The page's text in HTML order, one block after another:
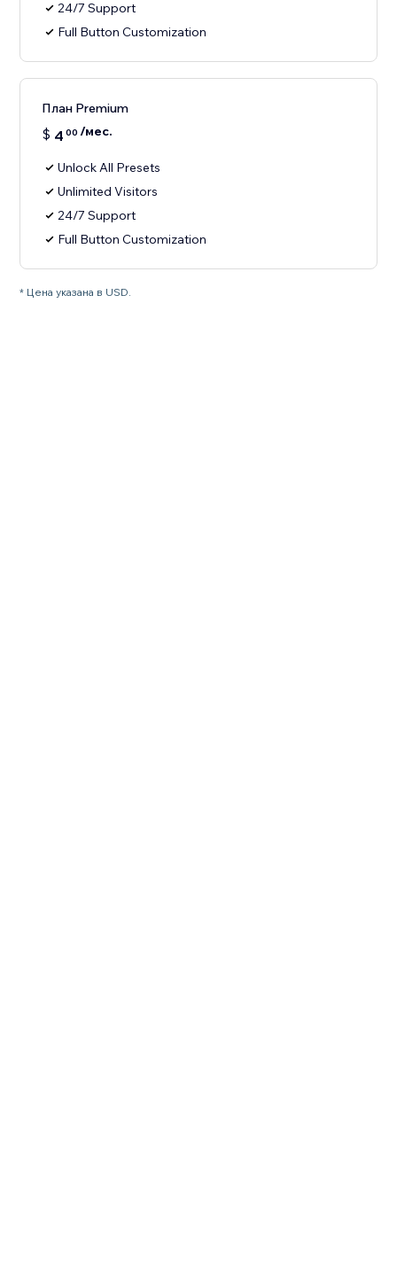
24/7 Support
Full Button Customization
План Premium
$ 4 00 /мес.
Unlock All Presets
Unlimited Visitors
24/7 Support
Full Button Customization
* Цена указана в USD.